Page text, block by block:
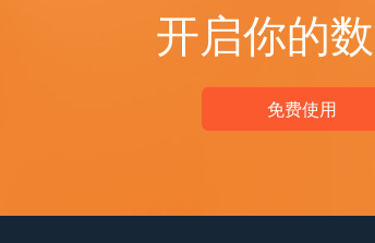
开启你的
免费使用